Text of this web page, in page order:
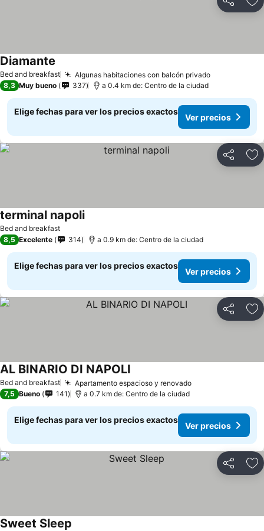
Compartir
Bed and breakfast Algunas habitaciones con balcón privado
Diamante
8,3 Muy bueno 337 a 0.4 km de: Centro de la ciudad
Elige fechas para ver los precios exactos
Ver precios
Compartir
Bed and breakfast
terminal napoli
8,5 Excelente 314 a 0.9 km de: Centro de la ciudad
Elige fechas para ver los precios exactos
Ver precios
Compartir
Bed and breakfast Apartamento espacioso y renovado
AL BINARIO DI NAPOLI
7,5 Bueno 141 a 0.7 km de: Centro de la ciudad
Elige fechas para ver los precios exactos
Ver precios
Compartir
Sweet Sleep